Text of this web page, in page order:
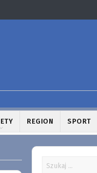
REGION SPORT